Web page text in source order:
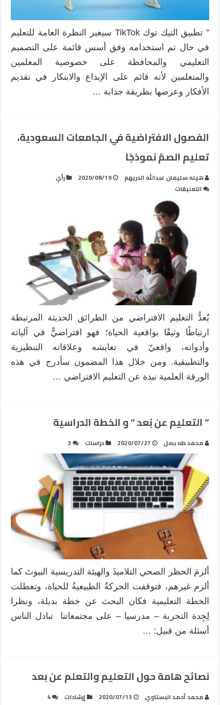
” تطبيق التيك توك TikTok سيغير النظرة العامة للتعليم
في حال تم استخدامه وفق أسس قائمة على التصميم
التعليمي والمحافظة على خصوصية المعلمين
والمتعلمين لأنه قائم على الإبداع والابتكار في تقديم
الأفكار وعرضها بطريقة جذابة …
الفصول الافتراضية في الجامعات السعودية،
تعليم الصمّ نموذجًا
هيله سليمان عبدالله الدريهم 2020/08/19
رأي
التعليقات
الفصول
الافتراضية
في
الجامعات
السعودية،
تعليم
الصمّ
نموذجًا
مغلقة
يُعدُّ التعليم الافتراضي من الطرائق الحديثة المرتبطة
ارتباطًا وثيقًا بواقعية الحياة؛ فهو افتراضيٌّ في آلياته
وأدواته، واقعيّ في تعايشه وعلاقاته التنظيرية
والتطبيقية. ومن خلال هذا المضمون سأدرج في هذه
الورقة العلمية نبذة عن التعليم الافتراضي …
” التعليم عن بُعد ” و الخطة الدراسية
محمد طه بصل 2020/07/27 دراسات 3
ألزمَ الحظر الصحي التلاميذَ والهيئة التدريسية البيوتَ كما
ألزم غيرهم، فتوقفت الحركةُ الطبيعيةُ للحياة، وتعطلت
الخطة التعليمية فكان البحث عن خطة بديلة، ونظرا
لِجِدة التجربة – مدرسيا – على مجتمعاتنا تبادل الناس
أسئلة من قبيل: …
نصائح هامة حول التعليم والتعلم عن بعد
محمد أحمد البستاوي 2020/07/13 إرشادات 4